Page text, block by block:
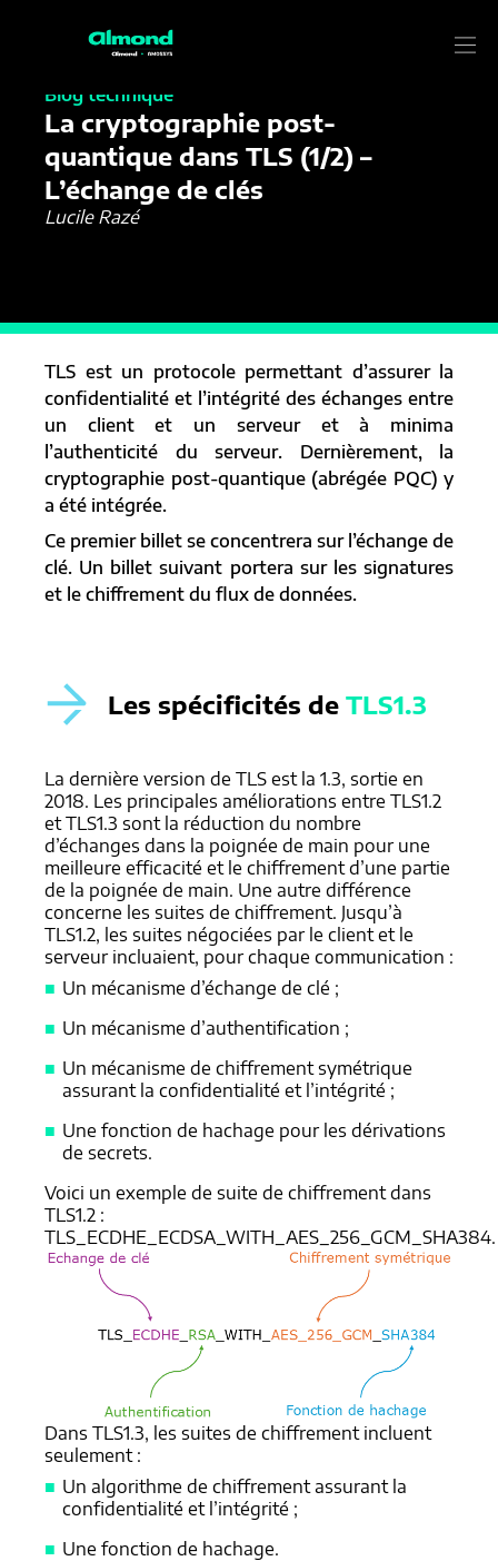
Blog technique
La cryptographie post-
quantique dans TLS (1/2) –
L’échange de clés
Lucile Razé
TLS est un protocole permettant d’assurer la
confidentialité et l’intégrité des échanges entre
un client et un serveur et à minima
l’authenticité du serveur. Dernièrement, la
cryptographie post-quantique (abrégée PQC) y
a été intégrée.
Ce premier billet se concentrera sur l’échange de
clé. Un billet suivant portera sur les signatures
et le chiffrement du flux de données.
Les spécificités de TLS1.3
La dernière version de TLS est la 1.3, sortie en
2018. Les principales améliorations entre TLS1.2
et TLS1.3 sont la réduction du nombre
d’échanges dans la poignée de main pour une
meilleure efficacité et le chiffrement d’une partie
de la poignée de main. Une autre différence
concerne les suites de chiffrement. Jusqu’à
TLS1.2, les suites négociées par le client et le
serveur incluaient, pour chaque communication :
Un mécanisme d’échange de clé ;
Un mécanisme d’authentification ;
Un mécanisme de chiffrement symétrique
assurant la confidentialité et l’intégrité ;
Une fonction de hachage pour les dérivations
de secrets.
Voici un exemple de suite de chiffrement dans
TLS1.2 :
TLS_ECDHE_ECDSA_WITH_AES_256_GCM_SHA384.
Dans TLS1.3, les suites de chiffrement incluent
seulement :
Un algorithme de chiffrement assurant la
confidentialité et l’intégrité ;
Une fonction de hachage.